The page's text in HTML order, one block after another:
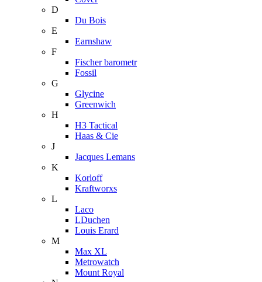
D
Du Bois
E
Earnshaw
F
Fischer barometr
Fossil
G
Glycine
Greenwich
H
H3 Tactical
Haas & Cie
J
Jacques Lemans
K
Korloff
Kraftworxs
L
Laco
LDuchen
Louis Erard
M
Max XL
Metrowatch
Mount Royal